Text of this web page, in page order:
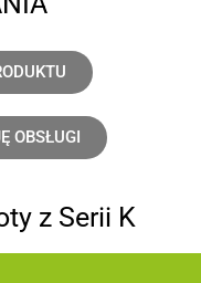
OBSŁUGI
z Serii K